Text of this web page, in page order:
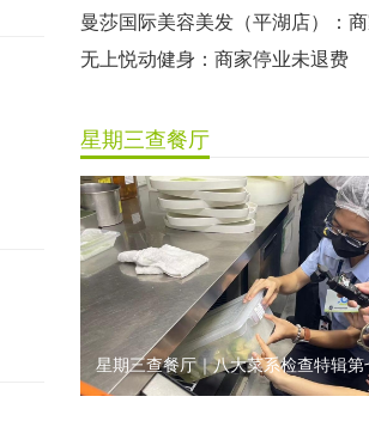
无上悦动健身：商家停业未退费
元宵佳节，发生了“甜蜜的烦恼”该
星期三查餐厅